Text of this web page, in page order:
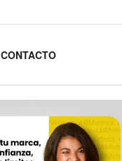
CONTACTO